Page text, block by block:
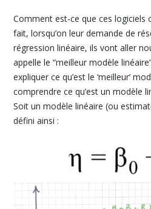
Comment est-ce que ces logiciels
fait, lorsqu’on leur demande de
régression linéaire, ils vont aller
appelle le “meilleur modèle
expliquer ce qu’est le ‘meilleur’
comprendre ce qu’est un modèle
Soit un modèle linéaire (ou
défini ainsi :